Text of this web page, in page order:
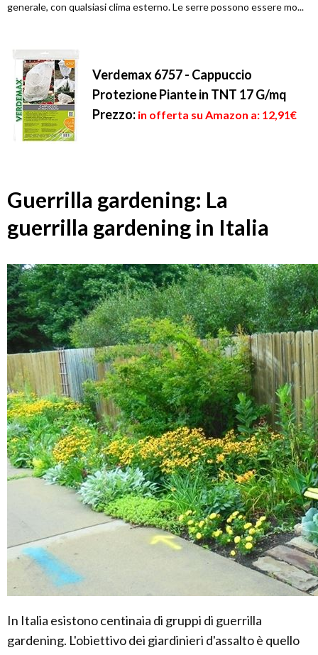
generale, con qualsiasi clima esterno. Le serre possono essere mo...
Verdemax 6757 - Cappuccio
Protezione Piante in TNT 17 G/mq
Prezzo: in offerta su Amazon a: 12,91€
Guerrilla gardening: La
guerrilla gardening in Italia
In Italia esistono centinaia di gruppi di guerrilla
gardening. L'obiettivo dei giardinieri d'assalto è quello